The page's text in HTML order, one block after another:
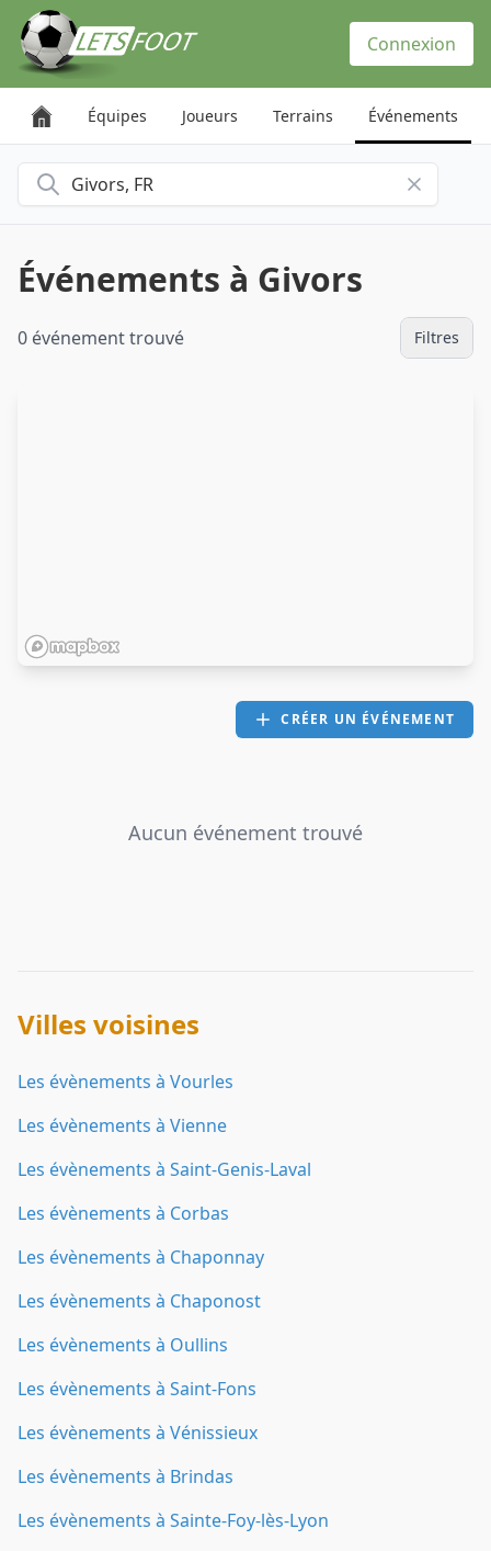
Connexion
Équipes Joueurs Terrains Événements
Rechercher une ville
Événements à Givors
0 événement trouvé Filtres
CRÉER UN ÉVÉNEMENT
Aucun événement trouvé
Villes voisines
Les évènements à Vourles
Les évènements à Vienne
Les évènements à Saint-Genis-Laval
Les évènements à Corbas
Les évènements à Chaponnay
Les évènements à Chaponost
Les évènements à Oullins
Les évènements à Saint-Fons
Les évènements à Vénissieux
Les évènements à Brindas
Les évènements à Sainte-Foy-lès-Lyon
Panneau de gestion des cookies